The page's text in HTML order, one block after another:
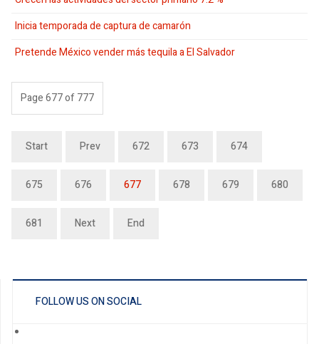
Inicia temporada de captura de camarón
Pretende México vender más tequila a El Salvador
Page 677 of 777
Start Prev 672 673 674
675 676 677 678 679 680
681 Next End
FOLLOW US ON SOCIAL